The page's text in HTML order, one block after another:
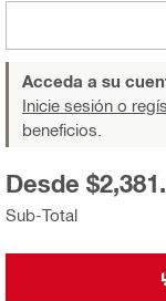
Acceda a su
Inicie sesión o
beneficios.
Sub-Total
Desde